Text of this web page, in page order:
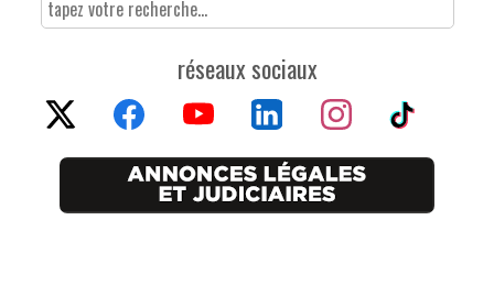
réseaux sociaux